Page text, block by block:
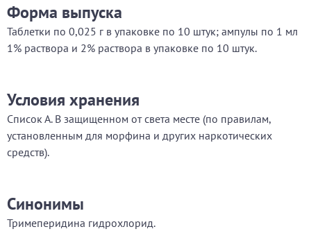
Форма выпуска
Таблетки по 0,025 г в упаковке по 10 штук; ампулы по 1 мл
1% раствора и 2% раствора в упаковке по 10 штук.
Условия хранения
Список А. В защищенном от света месте (по правилам,
установленным для морфина и других наркотических
средств).
Синонимы
Тримеперидина гидрохлорид.